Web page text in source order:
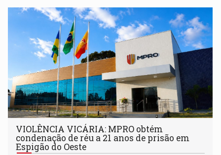
comunidade
VIOLÊNCIA VICÁRIA: MPRO obtém
condenação de réu a 21 anos de prisão em
Espigão do Oeste